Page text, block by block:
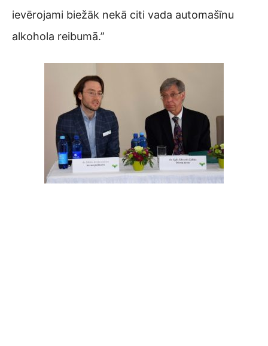
ievērojami biežāk nekā citi vada automašīnu
alkohola reibumā.”